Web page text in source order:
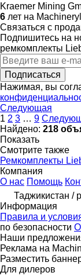
Kraemer Mining
6 лет на
Связаться с
Подпишитесь на
ремкомплекты
Подписаться
Нажимая, вы
Следующая
1 2 3 … 9
Найдено: 218
Показать
Смотрите также
Ремкомплекты
Компания
О нас Помощь
Таджикистан /
Информация
Правила и
по безопасности
Наши
Реклама на
Разместить
Для дилеров